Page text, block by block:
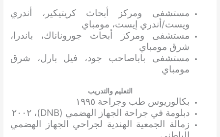
مستشفى ومركز أبحاث كريتيكير، أندري
ويست/أندري إيست، مومباي
مستشفى ومركز أبحاث جوروناناك، باندرا،
شرق مومباي
مستشفى باباصاحب جود، فيل بارل، شرق
مومباي
التعليم والتدريب
بكالوريوس طب وجراحة ١٩٩٥
دبلومة في جراحة الجهاز الهضمي (DNB)، ٢٠٠٢
زمالة الجمعية الهندية لجراحي الجهاز الهضمي